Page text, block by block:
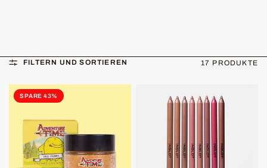
FILTERN UND SORTIEREN 17 PRODUKTE
SPARE 43%